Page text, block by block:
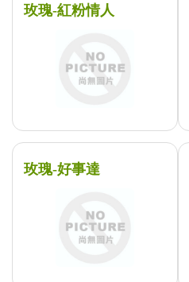
玫瑰-紅粉情人
玫瑰-好事達